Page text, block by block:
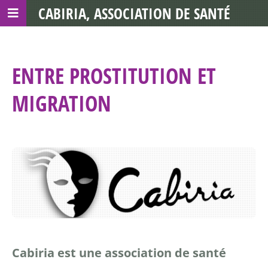
ENTRE PROSTITUTION ET
MIGRATION
Cabiria est une association de santé
CABIRIA, ASSOCIATION DE SANTÉ